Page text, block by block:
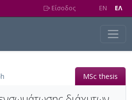
Είσοδος EN EΛ
MSc thesis